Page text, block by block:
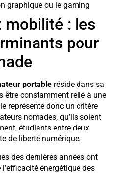
graphique ou le gaming
mobilité : les
pour
portable réside dans sa
être constamment relié à une
représente donc un critère
nomades, qu’ils soient
étudiants entre deux
de liberté numérique.
des dernières années ont
énergétique des